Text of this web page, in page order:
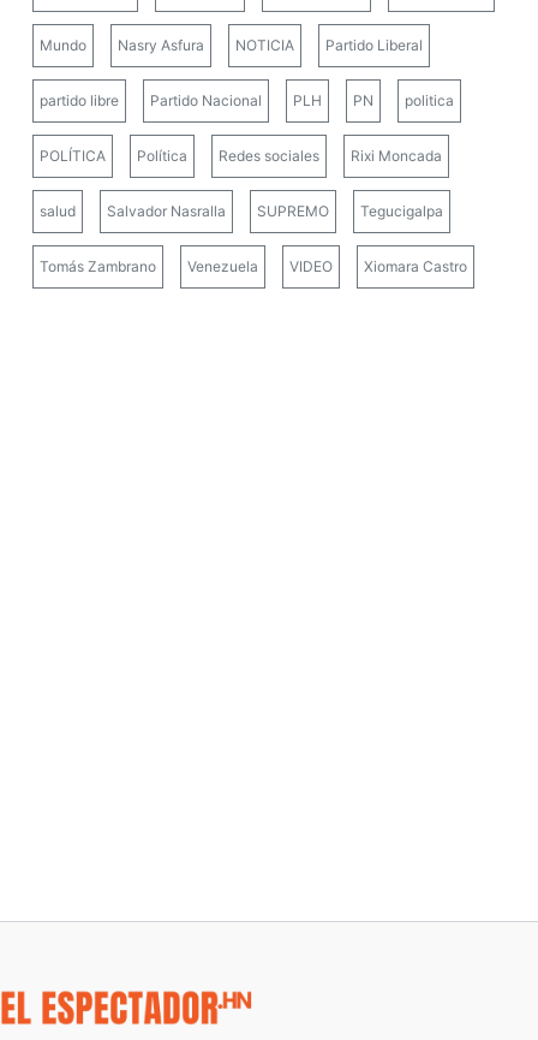
Mundo Nasry Asfura NOTICIA Partido Liberal
partido libre Partido Nacional PLH PN politica
POLÍTICA Política Redes sociales Rixi Moncada
salud Salvador Nasralla SUPREMO Tegucigalpa
Tomás Zambrano Venezuela VIDEO Xiomara Castro